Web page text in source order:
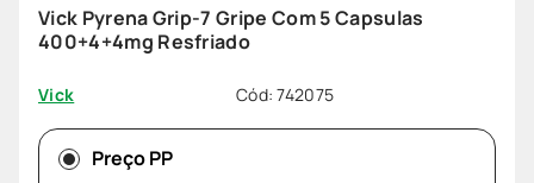
Vick Pyrena Grip-7 Gripe Com 5 Capsulas
400+4+4mg Resfriado
Vick Cód:742075
Preço PP